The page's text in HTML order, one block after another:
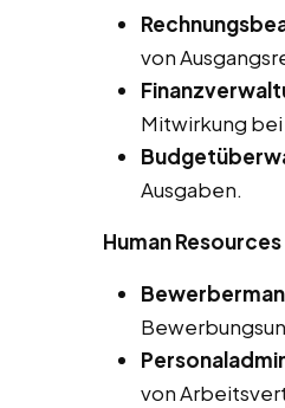
von
Mitwirkung
Ausgaben.
Human Resources
von